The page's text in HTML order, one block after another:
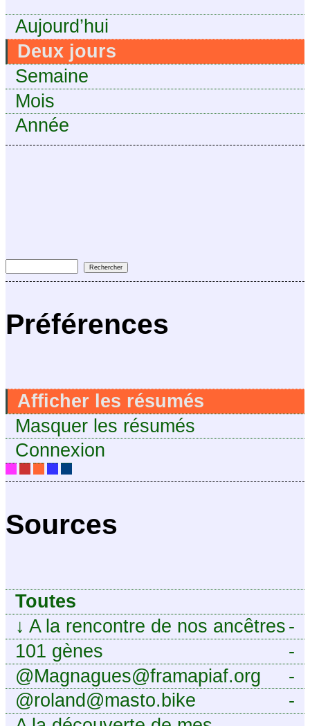
Aujourd’hui
Deux jours
Semaine
Mois
Année
Préférences
Afficher les résumés
Masquer les résumés
Connexion
Sources
Toutes
-
↓ A la rencontre de nos ancêtres
-
101 gènes
-
@Magnagues@framapiaf.org
-
@roland@masto.bike